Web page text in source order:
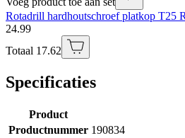
Rotadrill hardhoutschroef platkop T25
24.99
Totaal 17.62
Specificaties
Product
Productnummer 190834